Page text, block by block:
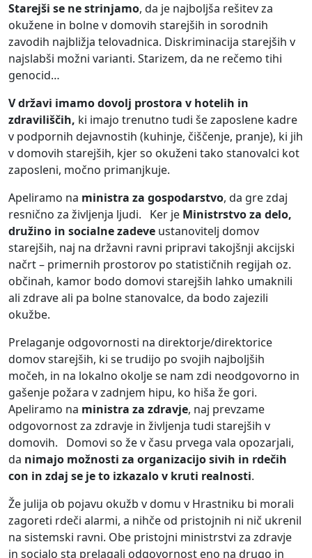
Starejši se ne strinjamo, da je najboljša rešitev za
okužene in bolne v domovih starejših in sorodnih
zavodih najbližja telovadnica. Diskriminacija starejših v
najslabši možni varianti. Starizem, da ne rečemo tihi
genocid…
V državi imamo dovolj prostora v hotelih in
zdraviliščih, ki imajo trenutno tudi še zaposlene kadre
v podpornih dejavnostih (kuhinje, čiščenje, pranje), ki jih
v domovih starejših, kjer so okuženi tako stanovalci kot
zaposleni, močno primanjkuje.
Apeliramo na ministra za gospodarstvo, da gre zdaj
resnično za življenja ljudi. Ker je Ministrstvo za delo,
družino in socialne zadeve ustanovitelj domov
starejših, naj na državni ravni pripravi takojšnji akcijski
načrt – primernih prostorov po statističnih regijah oz.
občinah, kamor bodo domovi starejših lahko umaknili
ali zdrave ali pa bolne stanovalce, da bodo zajezili
okužbe.
Prelaganje odgovornosti na direktorje/direktorice
domov starejših, ki se trudijo po svojih najboljših
močeh, in na lokalno okolje se nam zdi neodgovorno in
gašenje požara v zadnjem hipu, ko hiša že gori.
Apeliramo na ministra za zdravje, naj prevzame
odgovornost za zdravje in življenja tudi starejših v
domovih. Domovi so že v času prvega vala opozarjali,
da nimajo možnosti za organizacijo sivih in rdečih
con in zdaj se je to izkazalo v kruti realnosti.
Že julija ob pojavu okužb v domu v Hrastniku bi morali
zagoreti rdeči alarmi, a nihče od pristojnih ni nič ukrenil
na sistemski ravni. Obe pristojni ministrstvi za zdravje
in socialo sta prelagali odgovornost eno na drugo in